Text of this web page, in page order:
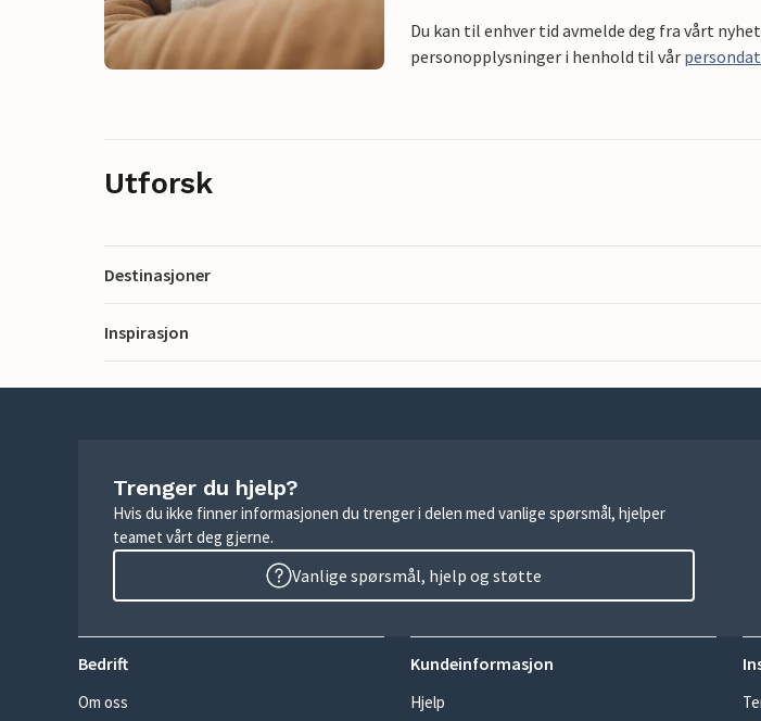
Du kan til enhver tid avmelde deg fra vårt
personopplysninger i henhold til vår
Utforsk
Destinasjoner
Inspirasjon
Trenger du hjelp?
Hvis du ikke finner informasjonen du trenger i delen med vanlige spørsmål, hjelper
teamet vårt deg gjerne.
Vanlige spørsmål, hjelp og støtte
Bedrift
Om oss
Kundeinformasjon
Hjelp